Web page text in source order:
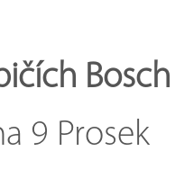
Bosch
9 Prosek